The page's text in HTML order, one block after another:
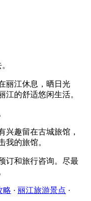
丽江休息，晒日光
江的舒适悠闲生活。
兴趣留在古城旅馆，
我的旅馆。
订和旅行咨询。尽最
略 · 丽江旅游景点 ·